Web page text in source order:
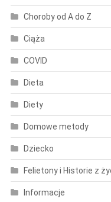
Choroby od A do Z
Ciąża
COVID
Dieta
Diety
Domowe metody
Dziecko
Felietony i Historie z
Informacje